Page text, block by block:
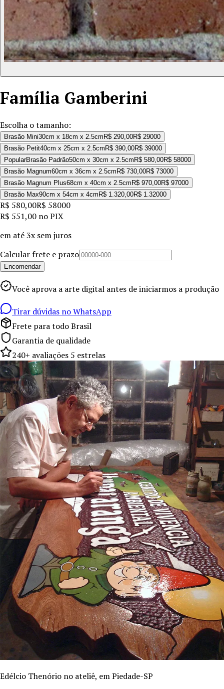
Família Gamberini
Escolha o tamanho:
Brasão Mini30cm x 18cm x 2.5cm R$ 290,00R$ 29000
Brasão Petit40cm x 25cm x 2.5cm R$ 390,00R$ 39000
PopularBrasão Padrão50cm x 30cm x 2.5cm R$ 580,00R$ 58000
Brasão Magnum60cm x 36cm x 2.5cm R$ 730,00R$ 73000
Brasão Magnum Plus68cm x 40cm x 2.5cm R$ 970,00R$ 97000
Brasão Max90cm x 54cm x 4cm R$ 1.320,00R$ 1.32000
R$ 580,00R$ 58000
R$ 551,00 no PIX
em até3x sem juros
Calcular frete e prazo
Encomendar
Você aprova a arte digital antes de iniciarmos a produção
Tirar dúvidas no WhatsApp
Frete para todo Brasil
Garantia de qualidade
240+ avaliações 5 estrelas
Edélcio Thenório no ateliê, em Piedade-SP